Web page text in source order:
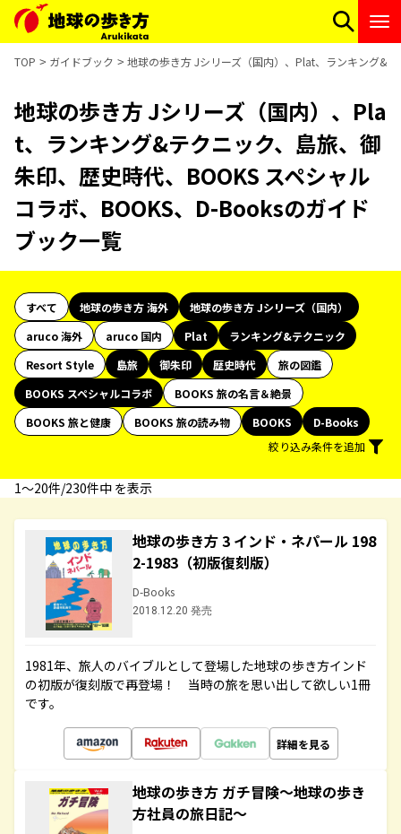
TOP ガイドブック 地球の歩き方 Jシリーズ（国内）、Plat、ランキング&
地球の歩き方 Jシリーズ（国内）、Pla
t、ランキング&テクニック、島旅、御
朱印、歴史時代、BOOKS スペシャル
コラボ、BOOKS、D-Booksのガイド
ブック一覧
すべて 地球の歩き方 海外
地球の歩き方 Jシリーズ（国内）
aruco 海外
aruco 国内 Plat
ランキング&テクニック
Resort Style
島旅 御朱印 歴史時代
旅の図鑑
BOOKS スペシャルコラボ
BOOKS 旅の名言＆絶景
BOOKS 旅と健康
BOOKS 旅の読み物 BOOKS
D-Books
絞り込み条件を追加
1〜20件/230件中 を表示
地球の歩き方 3 インド・ネパール 198
2-1983（初版復刻版）
D-Books
2018.12.20 発売
1981年、旅人のバイブルとして登場した地球の歩き方インド
の初版が復刻版で再登場！ 当時の旅を思い出して欲しい1冊
です。
詳細を見る
地球の歩き方 ガチ冒険～地球の歩き
方社員の旅日記～